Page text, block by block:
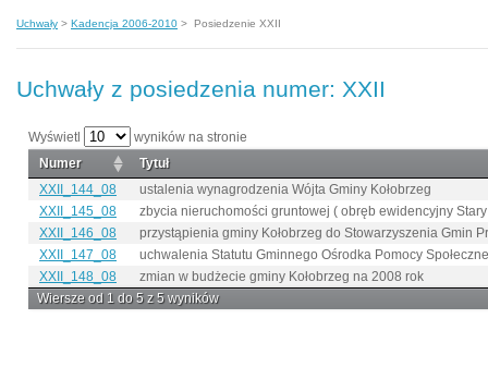
Uchwały > Kadencja 2006-2010 > Posiedzenie XXII
Uchwały z posiedzenia numer: XXII
Wyświetl
wyników na stronie
Numer
Tytuł
XXII_144_08
ustalenia wynagrodzenia Wójta Gminy Kołobrzeg
XXII_145_08
zbycia nieruchomości gruntowej ( obręb ewidencyjny
XXII_146_08
przystąpienia gminy Kołobrzeg do Stowarzyszenia Gmin
XXII_147_08
uchwalenia Statutu Gminnego Ośrodka Pomocy
XXII_148_08
zmian w budżecie gminy Kołobrzeg na 2008 rok
Wiersze od 1 do 5 z 5 wyników